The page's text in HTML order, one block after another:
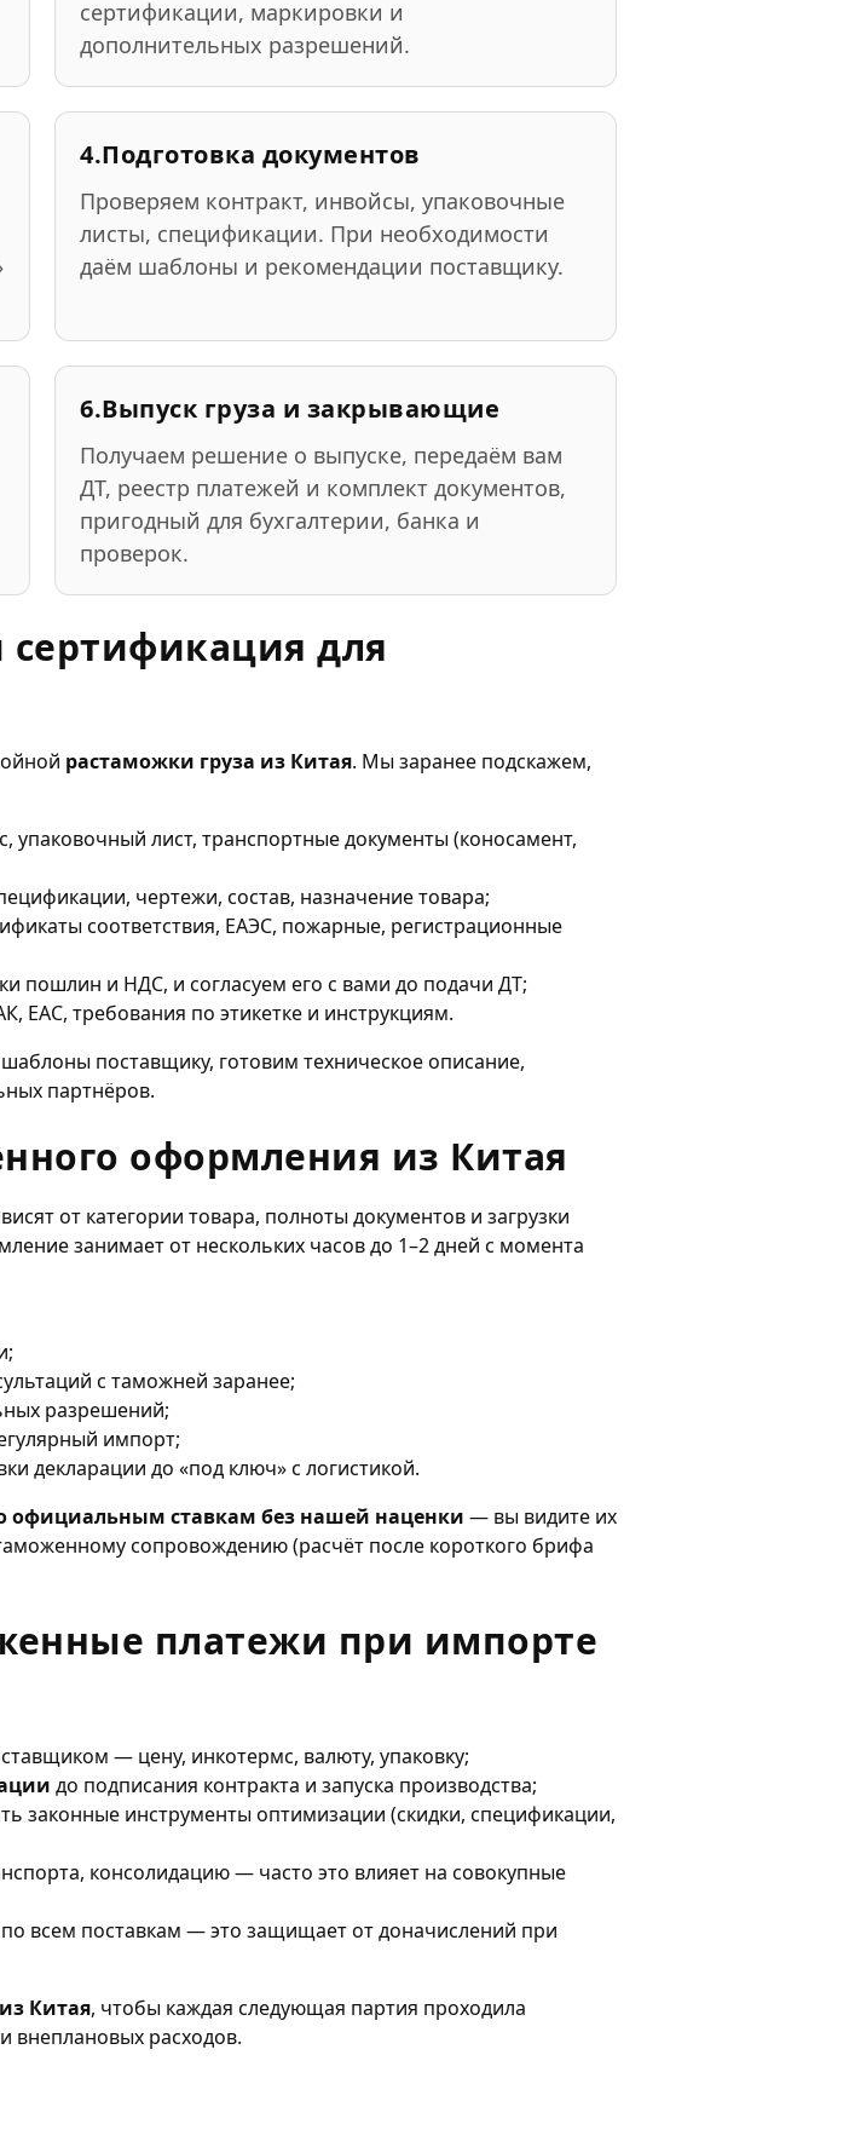
сертификации, маркировки и
дополнительных разрешений.
4.Подготовка документов
Проверяем контракт, инвойсы, упаковочные
листы, спецификации. При необходимости
даём шаблоны и рекомендации поставщику.
6.Выпуск груза и закрывающие
Получаем решение о выпуске, передаём вам
ДТ, реестр платежей и комплект документов,
пригодный для бухгалтерии, банка и
проверок.
для
растаможки груза из Китая. Мы заранее подскажем,
упаковочный лист, транспортные документы (коносамент,
чертежи, состав, назначение товара;
соответствия, ЕАЭС, пожарные, регистрационные
пошлин и НДС, и согласуем его с вами до подачи ДТ;
требования по этикетке и инструкциям.
поставщику, готовим техническое описание,
партнёров.
оформления из Китая
от категории товара, полноты документов и загрузки
занимает от нескольких часов до 1–2 дней с момента
с таможней заранее;
разрешений;
импорт;
декларации до «под ключ» с логистикой.
официальным ставкам без нашей наценки — вы видите их
сопровождению (расчёт после короткого брифа
платежи при импорте
— цену, инкотермс, валюту, упаковку;
до подписания контракта и запуска производства;
законные инструменты оптимизации (скидки, спецификации,
консолидацию — часто это влияет на совокупные
всем поставкам — это защищает от доначислений при
Китая, чтобы каждая следующая партия проходила
внеплановых расходов.